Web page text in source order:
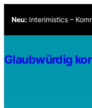
Inhalt
Neu: Interimistics –
Glaubwürdig